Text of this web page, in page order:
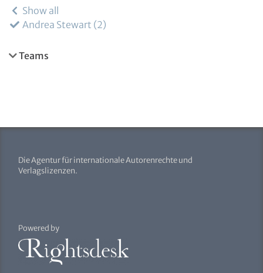
Show all
Andrea Stewart 2
Teams
Die Agentur für internationale Autorenrechte und
Verlagslizenzen.
Powered by